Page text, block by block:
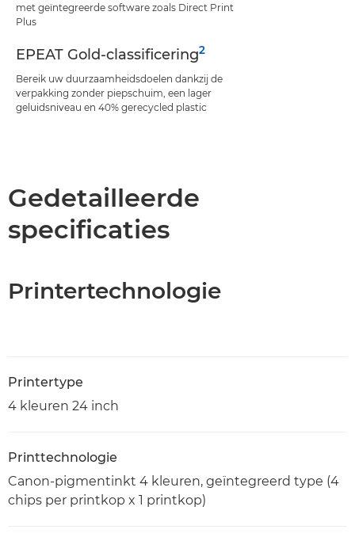
met geïntegreerde software zoals Direct Print
Plus
EPEAT Gold-classificering2
Bereik uw duurzaamheidsdoelen dankzij de
verpakking zonder piepschuim, een lager
geluidsniveau en 40% gerecycled plastic
Gedetailleerde
specificaties
Printertechnologie
Printertype
4 kleuren 24 inch
Printtechnologie
Canon-pigmentinkt 4 kleuren, geïntegreerd type (4
chips per printkop x 1 printkop)